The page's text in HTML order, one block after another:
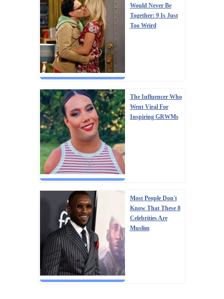
Would Never Be
Together: 9 Is Just
Too Weird
The Influencer Who
Went Viral For
Inspiring GRWMs
Most People Don't
Know That These 8
Celebrities Are
Muslim